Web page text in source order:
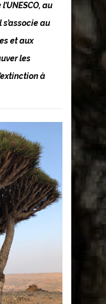
au
s’associe au
et aux
les
à